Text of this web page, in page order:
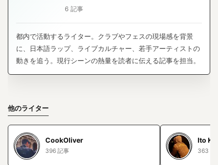
6 記事
都内で活動するライター。クラブやフェスの現場感を背景
に、日本語ラップ、ライブカルチャー、若手アーティストの
動きを追う。現行シーンの熱量を読者に伝える記事を担当。
他のライター
CookOliver
396 記事
Ito
363 記